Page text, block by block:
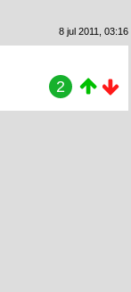
8 jul 2011, 03:16
2